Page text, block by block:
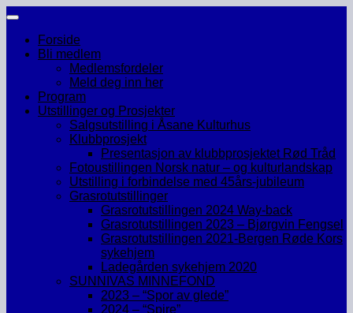
Skip
contentForside
Bli medlem
Medlemsfordeler
Meld deg inn her
Program
Utstillinger og Prosjekter
Salgsutstilling i Åsane Kulturhus
Klubbprosjekt
Presentasjon av klubbprosjektet Rød Tråd
Fotoustillingen Norsk natur – og kulturlandskap
Utstilling i forbindelse med 45års-jubileum
Grasrotutstillinger
Grasrotutstillingen 2024 Way-back
Grasrotutstillingen 2023 – Bjørgvin Fengsel
Grasrotutstillingen 2021-Bergen Røde Kors
sykehjem
Ladegården sykehjem 2020
SUNNIVAS MINNEFOND
2023 – “Spor av glede”
2024 – “Spire”